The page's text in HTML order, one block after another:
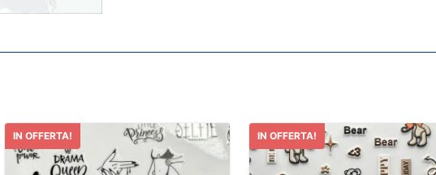
IN OFFERTA! IN OFFERTA!